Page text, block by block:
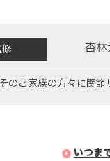
杏
のご家族の方々に関
いつま